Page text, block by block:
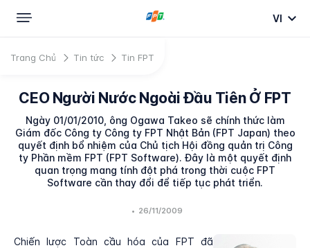
VI
Trang Chủ Tin tức Tin FPT
CEO Người Nước Ngoài Đầu Tiên Ở FPT
Ngày 01/01/2010, ông Ogawa Takeo sẽ chính thức làm
Giám đốc Công ty Công ty FPT Nhật Bản (FPT Japan) theo
quyết định bổ nhiệm của Chủ tịch Hội đồng quản trị Công
ty Phần mềm FPT (FPT Software). Đây là một quyết định
quan trọng mang tính đột phá trong thời cuộc FPT
Software cần thay đổi để tiếp tục phát triển.
• 26/11/2009
Chiến lược Toàn cầu hóa của FPT đã